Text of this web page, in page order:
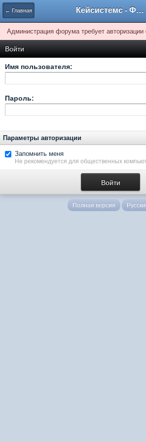
← Главная Кейсистемс - Форумы
Администрация форума требует авторизации
Войти
Имя пользователя:
Пароль:
Параметры авторизации
Запомнить меня
Не рекомендуется для общественных
Полная версия